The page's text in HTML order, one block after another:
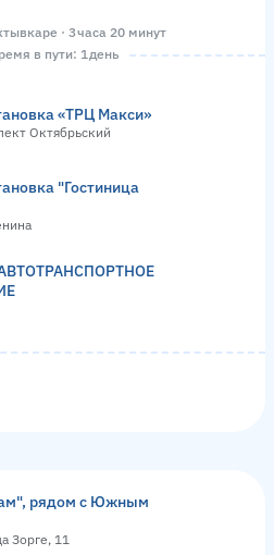
· 3 часа 20 минут
в пути: 1 день
«ТРЦ Макси»
Октябрьский
"Гостиница
рядом с Южным
Зорге, 11